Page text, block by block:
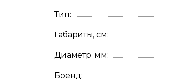
Тип
Габариты, см
Диаметр, мм
Бренд